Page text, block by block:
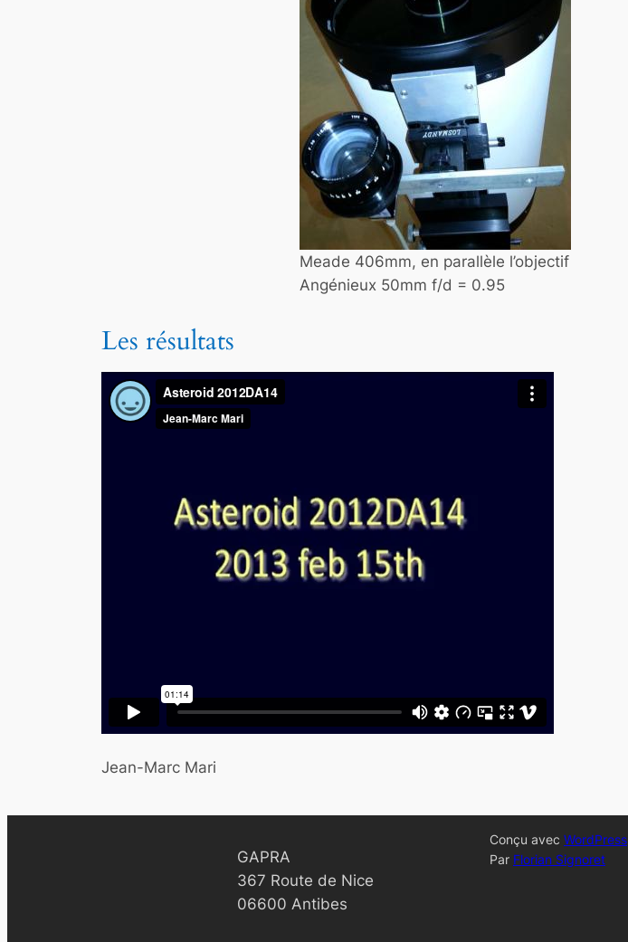
Meade 406mm, en parallèle l’objectif
Angénieux 50mm f/d = 0.95
Les résultats
Jean-Marc Mari
GAPRA
367 Route de Nice
06600 Antibes
Conçu avec WordPress
Par Florian Signoret